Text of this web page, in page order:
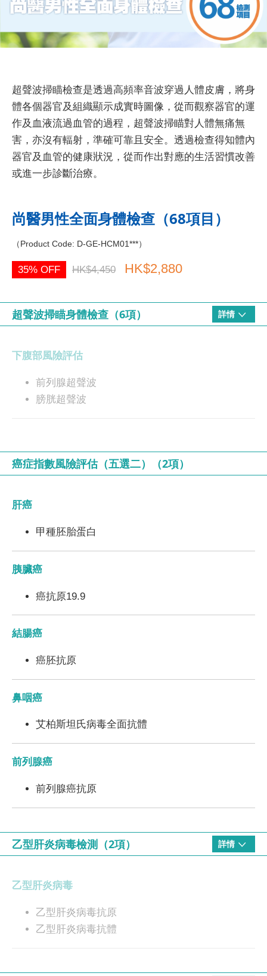
超聲波掃瞄檢查是透過高頻率音波穿過人體皮膚，將身
體各個器官及組織顯示成實時圖像，從而觀察器官的運
作及血液流過血管的過程，超聲波掃瞄對人體無痛無
害，亦沒有輻射，準確可靠且安全。透過檢查得知體內
器官及血管的健康狀況，從而作出對應的生活習慣改善
或進一步診斷治療。
尚醫男性全面身體檢查（68項目）
（Product Code: D-GE-HCM01***）
35% OFF HK$4,450 HK$2,880
超聲波掃瞄身體檢查（6項） 詳情
下腹部風險評估
前列腺超聲波
膀胱超聲波
胰臟超聲波
癌症指數風險評估（五選二）（2項）
肝癌
甲種胚胎蛋白
胰臟癌
癌抗原19.9
結腸癌
癌胚抗原
鼻咽癌
艾柏斯坦氏病毒全面抗體
前列腺癌
前列腺癌抗原
乙型肝炎病毒檢測（2項） 詳情
乙型肝炎病毒
乙型肝炎病毒抗原
乙型肝炎病毒抗體